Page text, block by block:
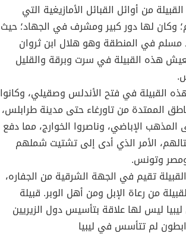
من أوائل القبائل الأمازيغية التي
وكان لها دور كبير ومشرف في الجهاد؛ حيث
مسلم في المنطقة وهو هلال ابن ثروان
هذه القبيلة في سرت وبرقة والقليل
القبيلة في فتح الأندلس وصقيلي، وكانوا
الممتدة من تاورغاء حتى مدينة طرابلس،
الإباضي، وناصروا الخوارج، مما دفع
الأمر الذي أدى إلى تشتيت شملهم
وتونس.
تقيم في الجهة الشرقية من الجفاره،
من رعاة الإبل ومن أهل الوبر. قبيلة
ليس لها علاقة بتأسيس دول الزيريين
لم تتأسس في ليبيا